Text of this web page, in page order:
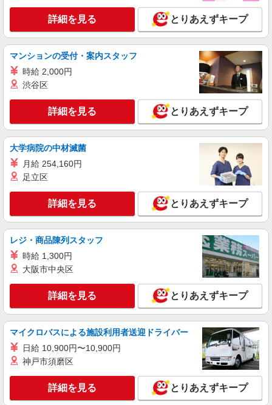
詳細を見る とりあえずキープ
マンションの受付・案内スタッフ
時給 2,000円
渋谷区
詳細を見る とりあえずキープ
大学病院の中材滅菌
月給 254,160円
足立区
詳細を見る とりあえずキープ
レジ・商品陳列スタッフ
時給 1,300円
大阪市中央区
詳細を見る とりあえずキープ
マイクロバスによる施設利用者送迎ドライバー
日給 10,900円〜10,900円
神戸市須磨区
詳細を見る とりあえずキープ